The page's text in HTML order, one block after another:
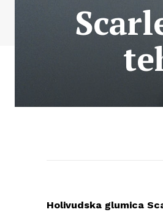
Holivudska glumica